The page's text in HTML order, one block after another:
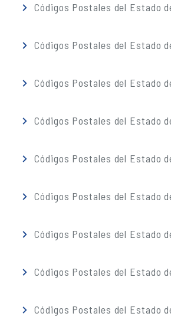
Códigos Postales del Estado
Códigos Postales del Estado
Códigos Postales del Estado
Códigos Postales del Estado
Códigos Postales del Estado
Códigos Postales del Estado
Códigos Postales del Estado
Códigos Postales del Estado
Códigos Postales del Estado